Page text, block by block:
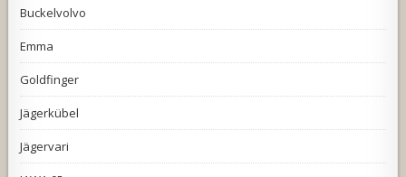
Buckelvolvo
Emma
Goldfinger
Jägerkübel
Jägervari